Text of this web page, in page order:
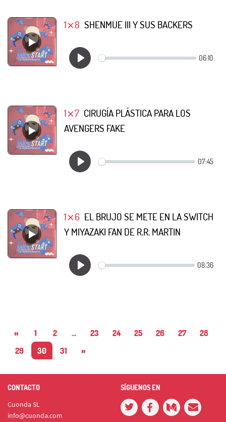
1⨯8 SHENMUE III Y SUS BACKERS
1⨯7 CIRUGÍA PLÁSTICA PARA LOS
AVENGERS FAKE
1⨯6 EL BRUJO SE METE EN LA SWITCH
Y MIYAZAKI FAN DE R.R. MARTIN
« 1 2 ... 23 24 25 26 27
28
29
30 31 »
CONTACTO
Cuonda SL
info@cuonda.com
SÍGUENOS EN